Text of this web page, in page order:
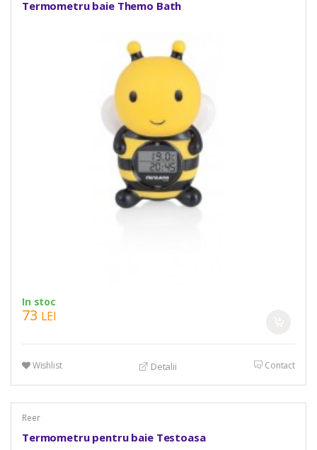
Termometru baie Themo Bath
In stoc
73 LEI
Wishlist Detalii Contact
Reer
Termometru pentru baie Testoasa